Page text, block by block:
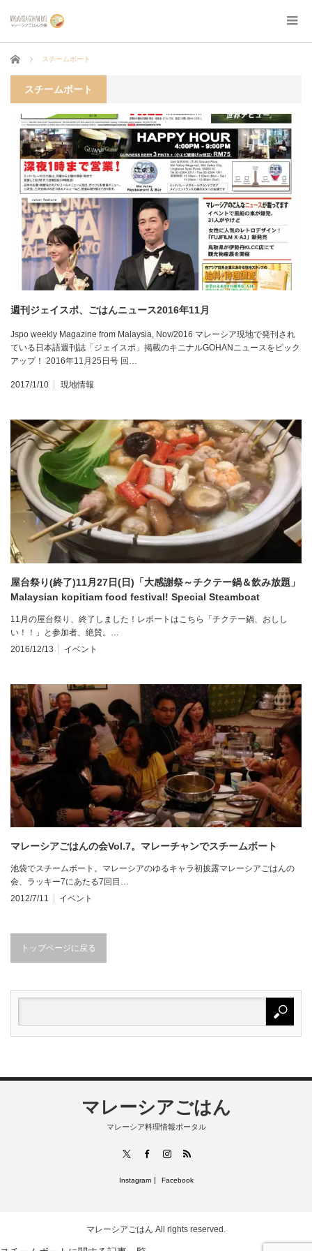
ホーム スチームボート
スチームボート
週刊ジェイスポ、ごはんニュース2016年11月
Jspo weekly Magazine from Malaysia, Nov/2016 マレーシア現地で発刊され
ている日本語週刊誌「ジェイスポ」掲載のキニナルGOHANニュースをピック
アップ！ 2016年11月25日号 回…
2017/1/10 現地情報
屋台祭り(終了)11月27日(日)「大感謝祭～チクテー鍋＆飲み放題」
Malaysian kopitiam food festival! Special Steamboat
11月の屋台祭り、終了しました！レポートはこちら「チクテー鍋、おしし
い！！」と参加者、絶賛。…
2016/12/13
イベント
マレーシアごはんの会Vol.7。マレーチャンでスチームボート
池袋でスチームボート。マレーシアのゆるキャラ初披露マレーシアごはんの
会、ラッキー7にあたる7回目…
2012/7/11
イベント
トップページに戻る
マレーシアごはん
マレーシア料理情報ポータル
FacebookInstagram
RSS
Instagram Facebook
マレーシアごはん All rights reserved.